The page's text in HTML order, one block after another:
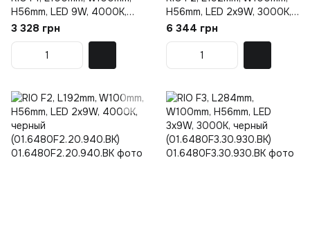
H56mm, LED 9W, 4000К,
черный
(01.6480F1.10.940.BK)
3 328 грн
H56mm, LED 2x9W, 3000К,
черный
(01.6480F2.20.930.BK)
6 344 грн